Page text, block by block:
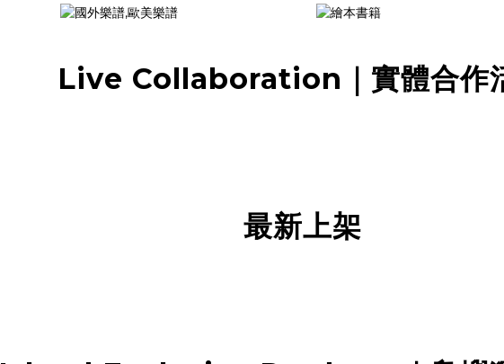
Live Collaboration｜實體合作
最新上架